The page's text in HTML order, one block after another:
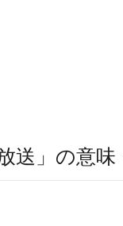
送」の意